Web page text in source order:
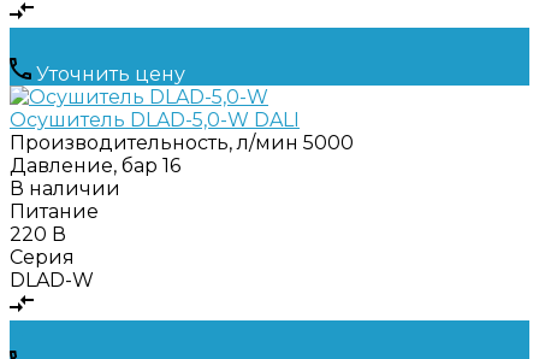
Уточнить цену
Осушитель DLAD-5,0-W DALI
Производительность, л/мин 5000
Давление, бар 16
В наличии
Питание
220 В
Серия
DLAD-W